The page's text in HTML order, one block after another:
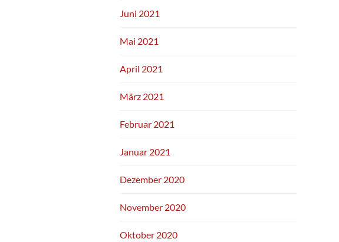
Juni 2021
Mai 2021
April 2021
März 2021
Februar 2021
Januar 2021
Dezember 2020
November 2020
Oktober 2020